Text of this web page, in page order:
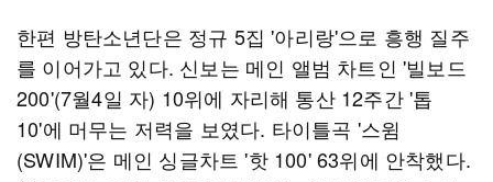
한편 방탄소년단은 정규 5집 '아리랑'으로 흥행 질주
를 이어가고 있다. 신보는 메인 앨범 차트인 '빌보드
200'(7월4일 자) 10위에 자리해 통산 12주간 '톱
10'에 머무는 저력을 보였다. 타이틀곡 '스윔
(SWIM)'은 메인 싱글차트 '핫 100' 63위에 안착했다.